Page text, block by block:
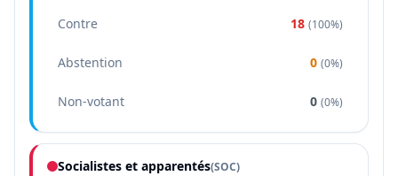
Contre 18 (100%)
Abstention 0 (0%)
Non-votant 0 (0%)
Socialistes et apparentés(SOC)